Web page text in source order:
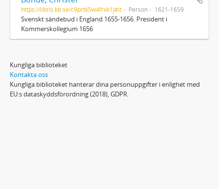
https://libris.kb.se/c9prtk5w4frxk1j#it Person 1621-1659
Svenskt sändebud i England 1655-1656. President i
Kommerskollegium 1656
Kungliga biblioteket
Kontakta oss
Kungliga biblioteket hanterar dina personuppgifter i enlighet med
EU:s dataskyddsförordning (2018), GDPR.